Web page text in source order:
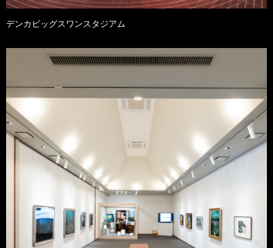
デンカビッグスワンスタジアム